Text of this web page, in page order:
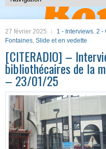
27 février 2025 1 - Interviews, 2 -
Fontaines, Slide et en vedette
[CITERADIO] –
bibliothécaires de la
– 23/01/25